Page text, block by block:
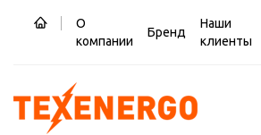
О
компании
Бренд
Наши
клиенты